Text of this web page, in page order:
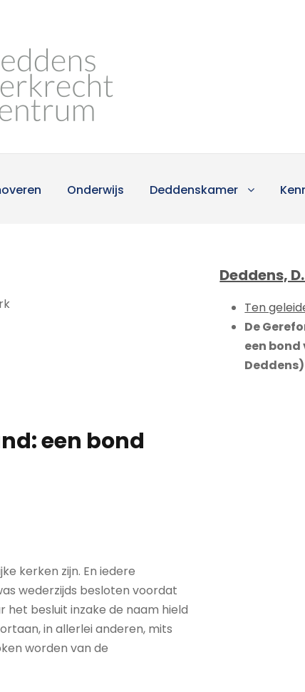
Onderwijs Deddenskamer
een bond
kerken zijn. En iedere
wederzijds besloten voordat
het besluit inzake de naam hield
in allerlei anderen, mits
worden van de
Deddens,
Ten
De
een bond
Deddens)